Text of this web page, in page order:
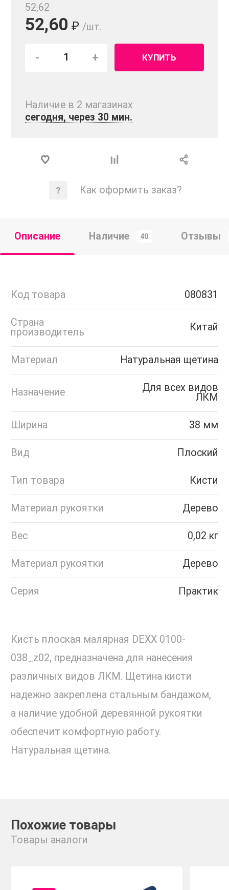
52,62
52,60 ₽ /шт.
- + КУПИТЬ
Наличие в 2 магазинах
сегодня, через 30 мин.
Как оформить заказ?
Описание Наличие 40 Отзывы
Код товара 080831
Страна
производитель
Китай
Материал Натуральная щетина
Назначение
Для всех видов
ЛКМ
Ширина 38 мм
Вид Плоский
Тип товара Кисти
Материал рукоятки Дерево
Вес 0,02 кг
Материал рукоятки Дерево
Серия Практик
Кисть плоская малярная DEXX 0100-
038_z02, предназначена для нанесения
различных видов ЛКМ. Щетина кисти
надежно закреплена стальным бандажом,
а наличие удобной деревянной рукоятки
обеспечит комфортную работу.
Натуральная щетина.
Похожие товары
Товары аналоги